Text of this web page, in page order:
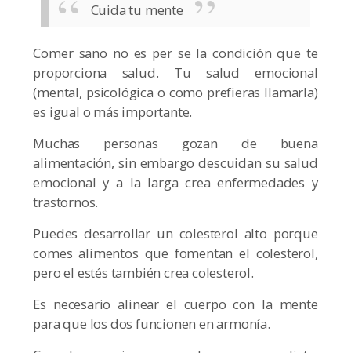
Cuida tu mente
Comer sano no es per se la condición que te
proporciona salud. Tu salud emocional
(mental, psicológica o como prefieras llamarla)
es igual o más importante.
Muchas personas gozan de buena
alimentación, sin embargo descuidan su salud
emocional y a la larga crea enfermedades y
trastornos.
Puedes desarrollar un colesterol alto porque
comes alimentos que fomentan el colesterol,
pero el estés también crea colesterol.
Es necesario alinear el cuerpo con la mente
para que los dos funcionen en armonía.